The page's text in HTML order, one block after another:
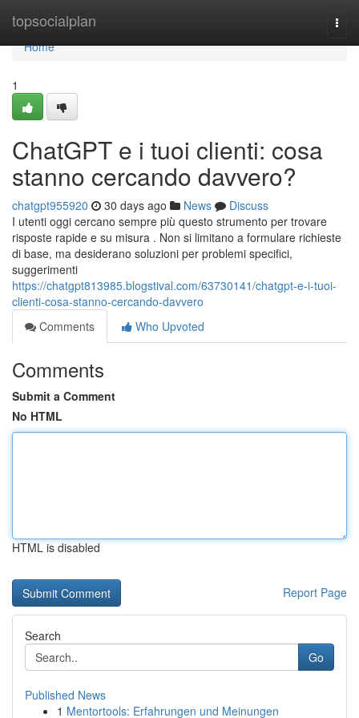
topsocialplan
Home
Home
1
ChatGPT e i tuoi clienti: cosa
stanno cercando davvero?
chatgpt955920 30 days ago News
Discuss
I utenti oggi cercano sempre più questo strumento per trovare
risposte rapide e su misura . Non si limitano a formulare richieste
di base, ma desiderano soluzioni per problemi specifici,
suggerimenti
https://chatgpt813985.blogstival.com/63730141/chatgpt-e-i-tuoi-
clienti-cosa-stanno-cercando-davvero
Comments
Who Upvoted
Comments
Submit a Comment
No HTML
HTML is disabled
Report Page
Search
Go
Published News
1 Mentortools: Erfahrungen und Meinungen